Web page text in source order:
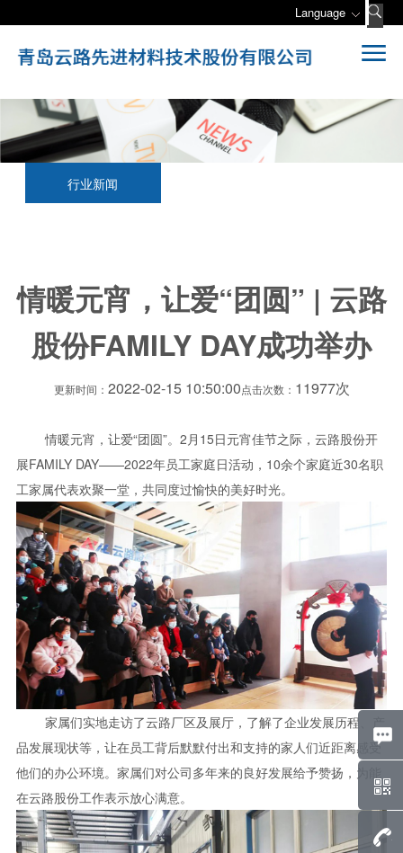
Language
行业新闻
情暖元宵，让爱“团圆” | 云路
股份FAMILY DAY成功举办
更新时间： 2022-02-15 10:50:00点击次数： 11977次
情暖元宵，让爱“团圆”。2月15日元宵佳节之际，云路股份开
展FAMILY DAY——2022年员工家庭日活动，10余个家庭近30名职
工家属代表欢聚一堂，共同度过愉快的美好时光。
家属们实地走访了云路厂区及展厅，了解了企业发展历程、产
品发展现状等，让在员工背后默默付出和支持的家人们近距离感受
他们的办公环境。家属们对公司多年来的良好发展给予赞扬，为能
在云路股份工作表示放心满意。